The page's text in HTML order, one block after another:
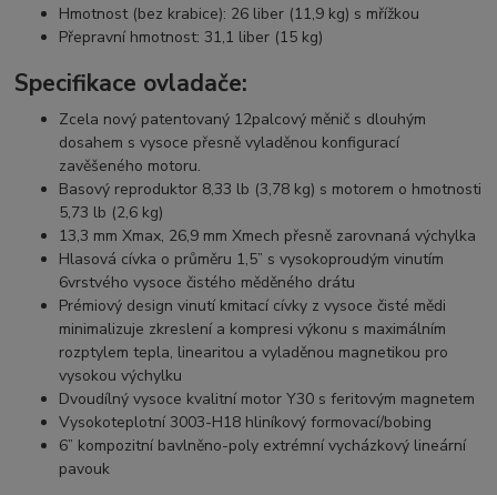
Hmotnost (bez krabice): 26 liber (11,9 kg) s mřížkou
Přepravní hmotnost: 31,1 liber (15 kg)
Specifikace ovladače:
Zcela nový patentovaný 12palcový měnič s dlouhým
dosahem s vysoce přesně vyladěnou konfigurací
zavěšeného motoru.
Basový reproduktor 8,33 lb (3,78 kg) s motorem o hmotnosti
5,73 lb (2,6 kg)
13,3 mm Xmax, 26,9 mm Xmech přesně zarovnaná výchylka
Hlasová cívka o průměru 1,5” s vysokoproudým vinutím
6vrstvého vysoce čistého měděného drátu
Prémiový design vinutí kmitací cívky z vysoce čisté mědi
minimalizuje zkreslení a kompresi výkonu s maximálním
rozptylem tepla, linearitou a vyladěnou magnetikou pro
vysokou výchylku
Dvoudílný vysoce kvalitní motor Y30 s feritovým magnetem
Vysokoteplotní 3003-H18 hliníkový formovací/bobing
6” kompozitní bavlněno-poly extrémní vycházkový lineární
pavouk